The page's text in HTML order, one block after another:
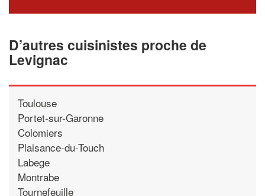
D’autres cuisinistes proche de
Levignac
Toulouse
Portet-sur-Garonne
Colomiers
Plaisance-du-Touch
Labege
Montrabe
Tournefeuille